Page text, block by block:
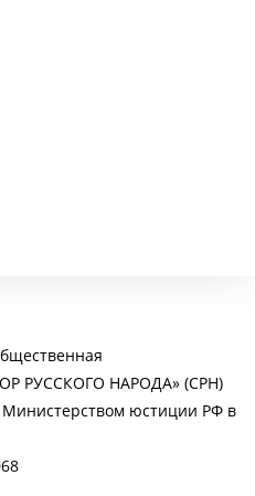
РУССКОГО НАРОДА» (СРН)
Министерством юстиции РФ в